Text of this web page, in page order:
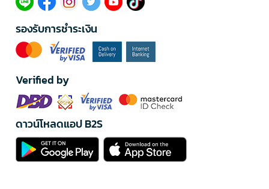
รองรับการชำระเงิน
Verified by
ดาวน์โหลดแอป B2S